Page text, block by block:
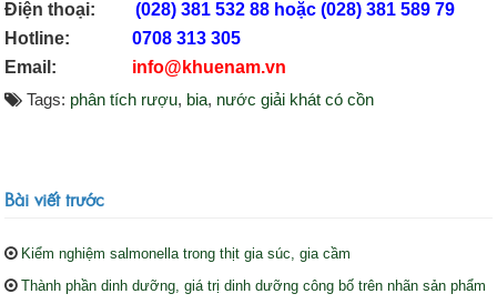
Điện thoại:
(028) 381 532 88 hoặc (028) 381 589 79
Hotline:
0708 313 305
Email:
info@khuenam.vn
Tags: phân tích rượu, bia, nước giải khát có cồn
Bài viết trước
Kiểm nghiệm salmonella trong thịt gia súc, gia cầm
Thành phần dinh dưỡng, giá trị dinh dưỡng công bố trên nhãn sản phẩm